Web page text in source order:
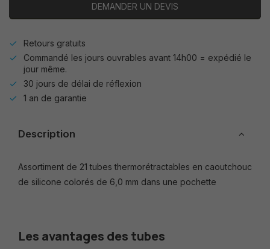
DEMANDER UN DEVIS
Retours gratuits
Commandé les jours ouvrables avant 14h00 = expédié le
jour même.
30 jours de délai de réflexion
1 an de garantie
Description
Assortiment de 21 tubes thermorétractables en caoutchouc
de silicone colorés de 6,0 mm dans une pochette
Les avantages des tubes